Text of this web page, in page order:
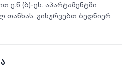
ე.წ (ბ)-ეს. აპარტამენტში
თანხას. გისურვებთ ბედნიერ